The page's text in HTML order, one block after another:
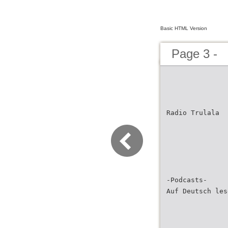
Basic HTML Version
Page 3 -
Radio Trulala
-Podcasts-
Auf Deutsch